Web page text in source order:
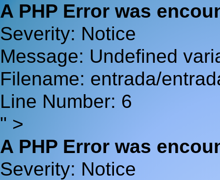
A PHP Error was
Severity: Notice
Message: Undefined
Filename: entrada/
Line Number: 6
" >
A PHP Error was
Severity: Notice